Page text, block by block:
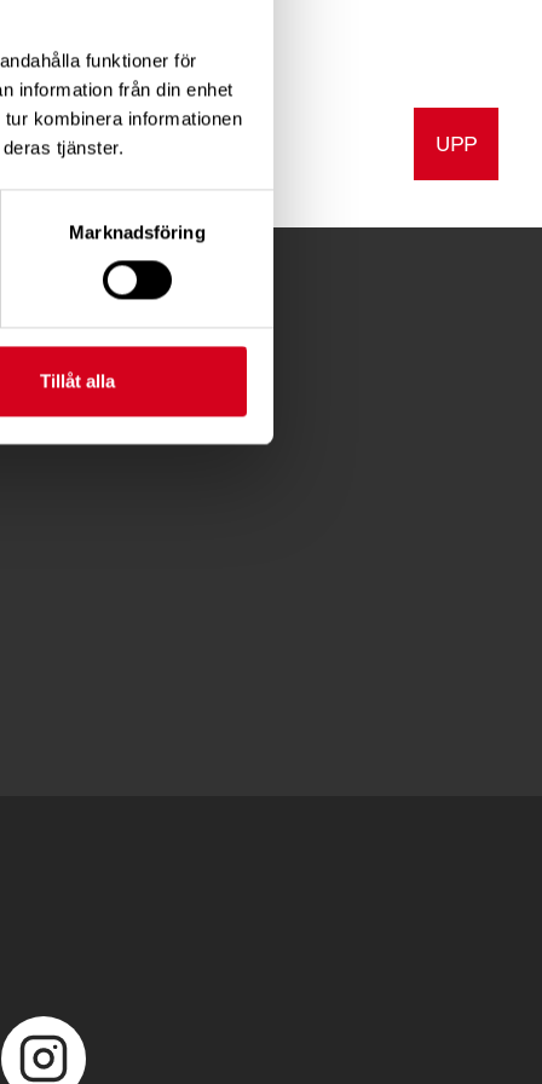
funktioner för
information från din enhet
kombinera informationen
tjänster.
Marknadsföring
Tillåt alla
Skriv ut UPP